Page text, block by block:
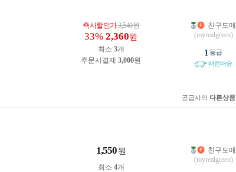
즉시할인가3,540원
33% 2,360원
최소 3개
주문시결제 3,000원
친구도매
(myrealgreen)
1 등급
빠른배송
공급사의 다른상품
1,550 원
최소 4개
친구도매
(myrealgreen)